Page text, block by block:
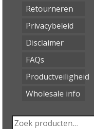
Retourneren
Privacybeleid
Disclaimer
FAQs
Productveiligheid
Wholesale info
Zoeken